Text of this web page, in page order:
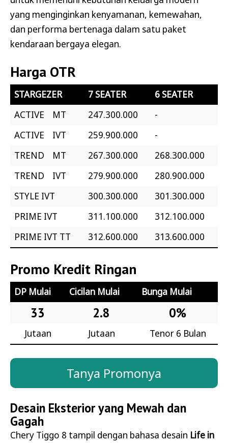
yang menginginkan kenyamanan, kemewahan,
dan performa bertenaga dalam satu paket
kendaraan bergaya elegan.
Harga OTR
STARGEZER 7 SEATER
6 SEATER
ACTIVE MT
247.300.000
-
ACTIVE IVT
259.900.000
-
TREND MT
267.300.000
268.300.000
TREND IVT
279.900.000
280.900.000
STYLE IVT
300.300.000
301.300.000
PRIME IVT
311.100.000
312.100.000
PRIME IVT TT
312.600.000 313.600.000
Promo Kredit Ringan
DP Mulai Cicilan Mulai Bunga Mulai
33 2.8 0%
Jutaan Jutaan Tenor 6 Bulan
Tanya Promonya
Desain Eksterior yang Mewah dan
Gagah
Chery Tiggo 8 tampil dengan bahasa desain Life in